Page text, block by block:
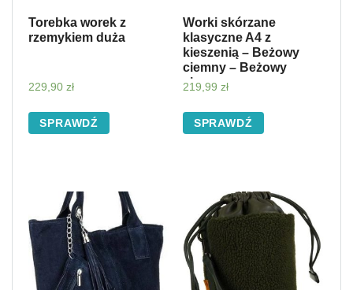
Torebka worek z
rzemykiem duża
229,90 zł
SPRAWDŹ
Worki skórzane
klasyczne A4 z
kieszenią – Beżowy
ciemny – Beżowy
ciemny
219,99 zł
SPRAWDŹ